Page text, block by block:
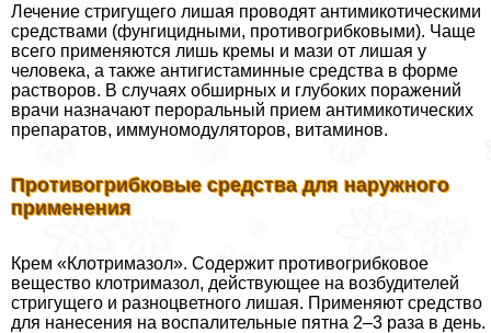
Лечение стригущего лишая проводят антимикотическими
средствами (фунгицидными, противогрибковыми). Чаще
всего применяются лишь кремы и мази от лишая у
человека, а также антигистаминные средства в форме
растворов. В случаях обширных и глубоких поражений
врачи назначают перopaльный прием антимикотических
препаратов, иммуномодуляторов, витаминов.
Противогрибковые средства для наружного
применения
Крем «Клотримaзoл». Содержит противогрибковое
вещество клотримaзoл, действующее на возбудителей
стригущего и разноцветного лишая. Применяют средство
для нанесения на воспалительные пятна 2–3 раза в день.